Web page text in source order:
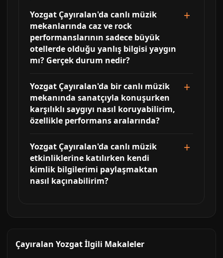
Yozgat Çayıralan'da canlı müzik
mekanlarında caz ve rock
performanslarının sadece büyük
otellerde olduğu yanlış bilgisi yaygın
mı? Gerçek durum nedir?
Yozgat Çayıralan'da bir canlı müzik
mekanında sanatçıyla konuşurken
karşılıklı saygıyı nasıl koruyabilirim,
özellikle performans aralarında?
Yozgat Çayıralan'da canlı müzik
etkinliklerine katılırken kendi
kimlik bilgilerimi paylaşmaktan
nasıl kaçınabilirim?
Çayıralan Yozgat İlgili Makaleler